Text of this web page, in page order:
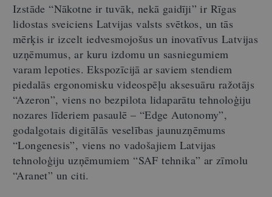
Izstāde “Nākotne ir tuvāk, nekā gaidīji” ir Rīgas
lidostas sveiciens Latvijas valsts svētkos, un tās
mērķis ir izcelt iedvesmojošus un inovatīvus Latvijas
uzņēmumus, ar kuru izdomu un sasniegumiem
varam lepoties. Ekspozīcijā ar saviem stendiem
piedalās ergonomisku videospēļu aksesuāru ražotājs
“Azeron”, viens no bezpilota lidaparātu tehnoloģiju
nozares līderiem pasaulē – “Edge Autonomy”,
godalgotais digitālās veselības jaunuzņēmums
“Longenesis”, viens no vadošajiem Latvijas
tehnoloģiju uzņēmumiem “SAF tehnika” ar zīmolu
“Aranet” un citi.